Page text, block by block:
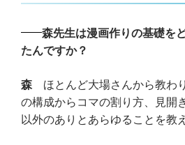
森先生は漫画作りの基礎を
たんですか？
森 ほとんど大場さんから教わ
の構成からコマの割り方、見開
以外のありとあらゆることを教